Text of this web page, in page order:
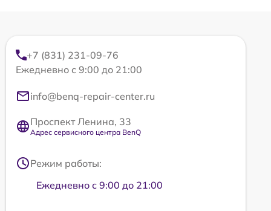
+7 (831) 231-09-76
Ежедневно с 9:00 до 21:00
info@benq-repair-center.ru
Проспект Ленина, 33
Адрес сервисного центра BenQ
Режим работы:
Ежедневно с 9:00 до 21:00